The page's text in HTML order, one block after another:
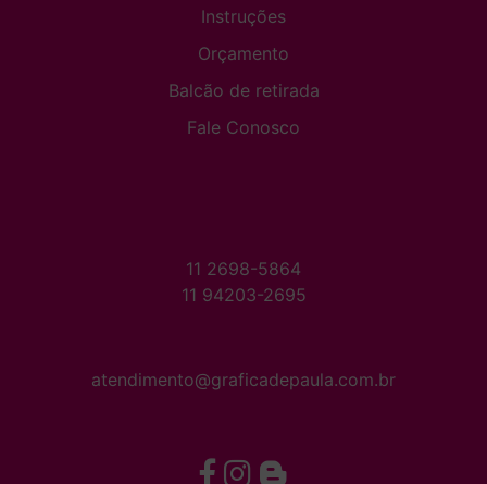
Instruções
Orçamento
Balcão de retirada
Fale Conosco
11 2698-5864
11 94203-2695
atendimento@graficadepaula.com.br